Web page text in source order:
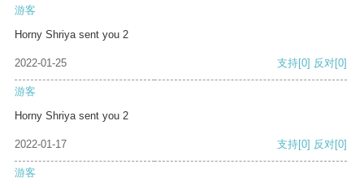
游客
Horny Shriya sent you 2
2022-01-25 支持[0] 反对[0]
游客
Horny Shriya sent you 2
2022-01-17 支持[0] 反对[0]
游客